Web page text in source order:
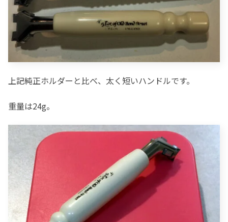
上記純正ホルダーと比べ、太く短いハンドルです。
重量は24g。